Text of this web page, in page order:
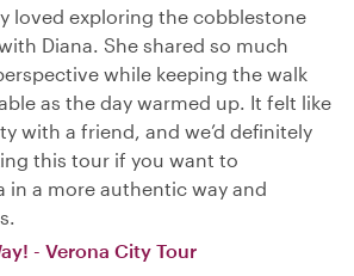
loved exploring the cobblestone
Diana. She shared so much
while keeping the walk
as the day warmed up. It felt like
with a friend, and we’d definitely
this tour if you want to
in a more authentic way and
- Verona City Tour